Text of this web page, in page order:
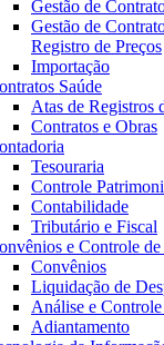
Gestão de
Gestão de
Registro de Preços
Importação
Saúde
Atas de Registros
Contratos e Obras
Tesouraria
Controle
Contabilidade
Tributário e Fiscal
e Controle de
Convênios
Liquidação de
Análise e Controle
Adiantamento